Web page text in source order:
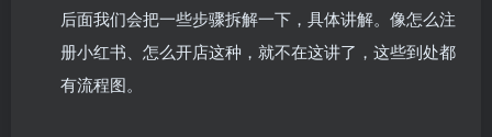
后面我们会把一些步骤拆解一下，具体讲解。像怎么注
册小红书、怎么开店这种，就不在这讲了，这些到处都
有流程图。​